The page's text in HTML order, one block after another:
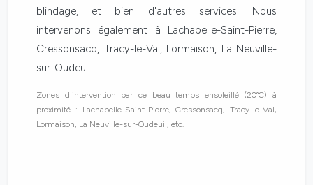
blindage, et bien d'autres services. Nous
intervenons également à Lachapelle-Saint-Pierre,
Cressonsacq, Tracy-le-Val, Lormaison, La Neuville-
sur-Oudeuil.
Zones d'intervention par ce beau temps ensoleillé (20°C) à
proximité : Lachapelle-Saint-Pierre, Cressonsacq, Tracy-le-Val,
Lormaison, La Neuville-sur-Oudeuil, etc.